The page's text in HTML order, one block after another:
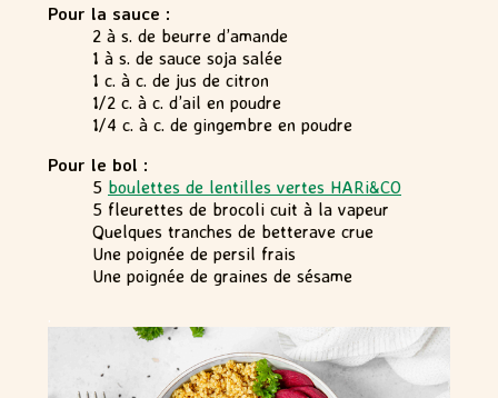
Pour la sauce :
2 à s. de beurre d’amande
1 à s. de sauce soja salée
1 c. à c. de jus de citron
1/2 c. à c. d’ail en poudre
1/4 c. à c. de gingembre en poudre
Pour le bol :
5 boulettes de lentilles vertes HARi&CO
5 fleurettes de brocoli cuit à la vapeur
Quelques tranches de betterave crue
Une poignée de persil frais
Une poignée de graines de sésame